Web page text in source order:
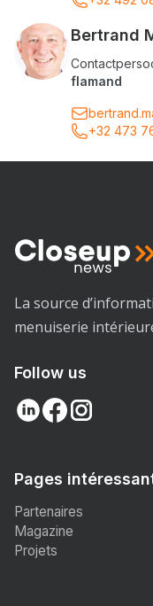
Bertrand
flamand
+32 473
La source
menuiserie
Follow us
Pages
Partenaires
Magazine
Projets